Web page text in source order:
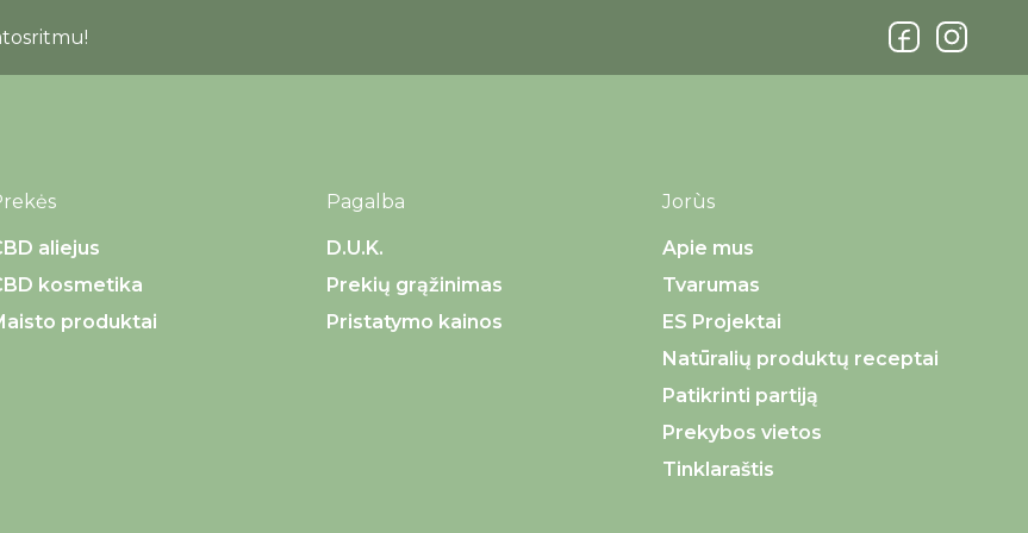
aliejus
kosmetika
produktai
Pagalba
D.U.K.
Prekių grąžinimas
Pristatymo kainos
Jorùs
Apie mus
Tvarumas
ES Projektai
Natūralių produktų receptai
Patikrinti partiją
Prekybos vietos
Tinklaraštis